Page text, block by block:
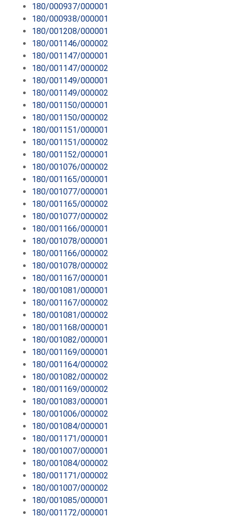
180/000937/000001
180/000938/000001
180/001208/000001
180/001146/000002
180/001147/000001
180/001147/000002
180/001149/000001
180/001149/000002
180/001150/000001
180/001150/000002
180/001151/000001
180/001151/000002
180/001152/000001
180/001076/000002
180/001165/000001
180/001077/000001
180/001165/000002
180/001077/000002
180/001166/000001
180/001078/000001
180/001166/000002
180/001078/000002
180/001167/000001
180/001081/000001
180/001167/000002
180/001081/000002
180/001168/000001
180/001082/000001
180/001169/000001
180/001164/000002
180/001082/000002
180/001169/000002
180/001083/000001
180/001006/000002
180/001084/000001
180/001171/000001
180/001007/000001
180/001084/000002
180/001171/000002
180/001007/000002
180/001085/000001
180/001172/000001